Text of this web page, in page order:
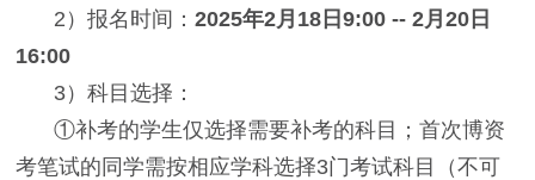
2）报名时间：2025年2月18日9:00 -- 2月20日
16:00
3）科目选择：
①补考的学生仅选择需要补考的科目；首次博资
考笔试的同学需按相应学科选择3门考试科目（不可